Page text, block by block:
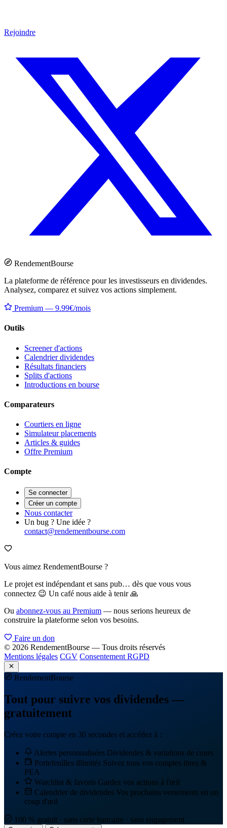
Rejoindre
RendementBourse
La plateforme de référence pour les investisseurs en dividendes.
Analysez, comparez et suivez vos actions simplement.
Premium — 9.99€/mois
Outils
Screener d'actions
Calendrier dividendes
Résultats financiers
Splits d'actions
Introductions en bourse
Comparateurs
Courtiers en ligne
Simulateur placements
Articles & guides
Offre Premium
Compte
Se connecter
Créer un compte
Nous contacter
Un bug ? Une idée ?
contact@rendementbourse.com
Vous aimez RendementBourse ?
Le projet est indépendant et sans pub… dès que vous vous
connectez 😉 Un café nous aide à tenir 🙏
Ou abonnez-vous au Premium — nous serions heureux de
construire la plateforme selon vos besoins.
Faire un don
© 2026 RendementBourse — Tous droits réservés
Mentions légales CGV Consentement RGPD
RendementBourse
Tout pour suivre vos dividendes —
gratuitement
Créez votre compte en 30 secondes et accédez à :
Alertes personnalisées Dividendes & variations de cours
Portefeuilles illimités Suivez tous vos comptes titres &
PEA
Watchlist & favoris Gardez vos actions à l'œil
Calendrier de dividendes Vos prochains versements en un
coup d'œil
100 % gratuit · sans carte bancaire · sans engagement